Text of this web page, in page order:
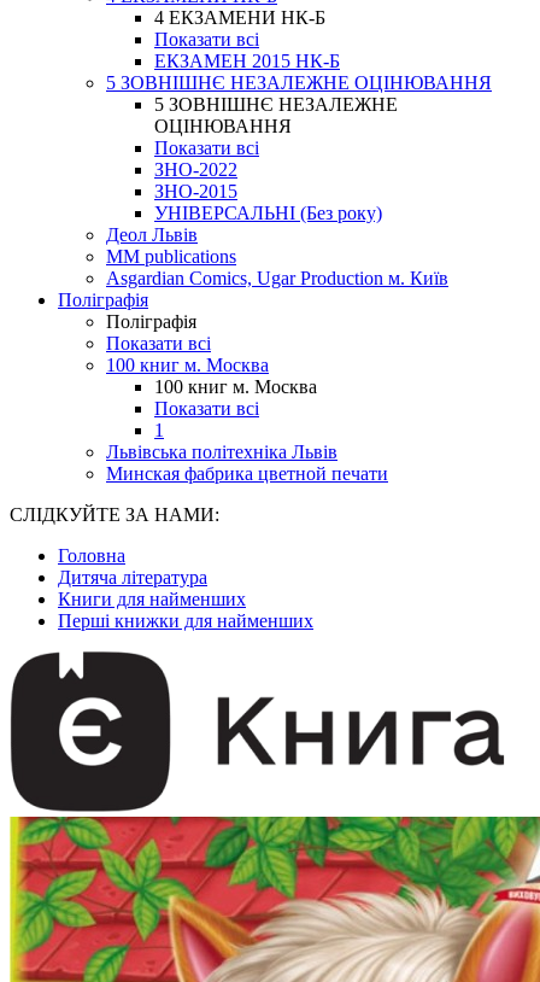
4 ЕКЗАМЕНИ НК-Б
Показати всі
ЕКЗАМЕН 2015 НК-Б
5 ЗОВНІШНЄ НЕЗАЛЕЖНЕ ОЦІНЮВАННЯ
5 ЗОВНІШНЄ НЕЗАЛЕЖНЕ
ОЦІНЮВАННЯ
Показати всі
ЗНО-2022
ЗНО-2015
УНІВЕРСАЛЬНІ (Без року)
Деол Львів
MM publications
Asgardian Comics, Ugar Production м. Київ
Поліграфія
Поліграфія
Показати всі
100 книг м. Москва
100 книг м. Москва
Показати всі
1
Львівська політехніка Львів
Минская фабрика цветной печати
СЛІДКУЙТЕ ЗА НАМИ:
Головна
Дитяча література
Книги для найменших
Перші книжки для найменших